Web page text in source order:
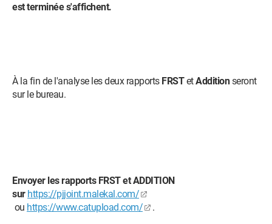
est terminée s'affichent.
À la fin de l'analyse les deux rapports FRSTetAdditionseront
sur le bureau.
Envoyer les rapports FRST et ADDITION
sur https://pjjoint.malekal.com/
ou https://www.catupload.com/ .